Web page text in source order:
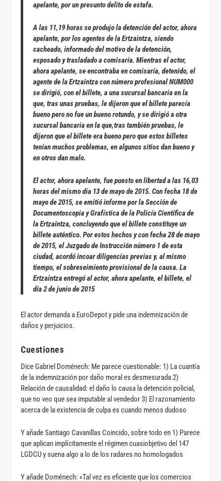
apelante, por un presunto delito de estafa.
A las 11,19 horas se produjo la detención del actor, ahora
apelante, por los agentes de la Ertzaintza, siendo
cacheado, informado del motivo de la detención,
esposado y trasladado a comisaría. Mientras el actor,
ahora apelante, se encontraba en comisaría, detenido, el
agente de la Ertzaintza con número profesional NUM000
se dirigió, con el billete, a una sucursal bancaria en la
que, tras unas pruebas, le dijeron que el billete parecía
bueno pero no fue un bueno rotundo, y se dirigió a otra
sucursal bancaria en la que,tras también pruebas, le
dijeron que el billete era bueno pero que estos billetes
tenían muchos problemas, en algunos sitios dan bueno y
en otros dan malo.
El actor, ahora apelante,fue puesto en libertad a las 16,03
horas del mismo día 13 de mayo de 2015. Con fecha 18 de
mayo de 2015, se emitió informe por la Sección de
Documentoscopia y Grafística de la Policía Científica de
la Ertzaintza, concluyendo que el billete constituye un
billete auténtico. Por estos hechos y con fecha 28 de mayo
de 2015, el Juzgado de Instrucción número 1 de esta
ciudad, acordó incoar diligencias previas y, al mismo
tiempo, el sobreseimiento provisional de la causa. La
Ertzaintza entregó al actor, ahora apelante, el billete, el
día 2 de junio de 2015
El actor demanda a EuroDepot y pide una indemnización de
daños y perjuicios.
Cuestiones
Dice Gabriel Doménech: Me parece cuestionable: 1) La cuantía
de la indemnización por daño moral es desmesurada 2)
Relación de causalidad: el daño lo causa la detención policial,
que no veo que sea imputable al vendedor 3) El razonamiento
acerca de la existencia de culpa es cuando menos dudoso
Y añade Santiago Cavanillas Coincido, sobre todo en 1) Parece
que aplican implícitamente el régimen cuasiobjetivo del 147
LGDCU y suena algo a lo de los radares no homologados
Y añade Doménech: «Tal vez es eficiente que los comercios